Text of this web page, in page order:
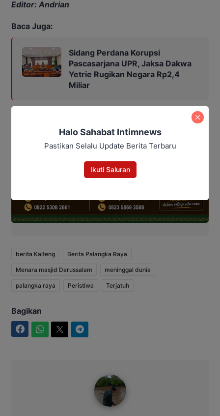
Editor: Andrian
Baca Juga:
Sidang Perdana Korupsi
Pascasarjana UPR, Jaksa Dakwa
Yetrie Rugikan Negara Rp2,4
Miliar
berita Kalteng Berita Palangka Raya
Menara masjid Darussalam meninggal dunia
palangka raya Peristiwa Terjatuh
Bagikan
Halo Sahabat Intimnews
Pastikan Selalu Update Berita Terbaru
Ikuti Saluran